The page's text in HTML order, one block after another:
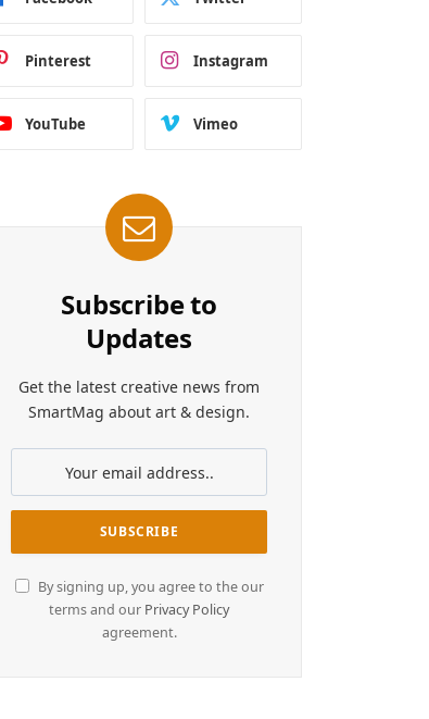
Pinterest Instagram
YouTube Vimeo
Subscribe to
Updates
Get the latest creative news from
SmartMag about art & design.
By signing up, you agree to the our
terms and our Privacy Policy
agreement.